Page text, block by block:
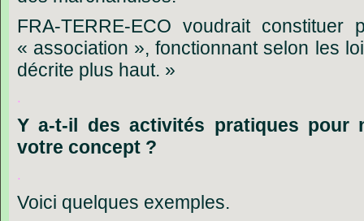
FRA-TERRE-ECO voudrait constituer
« association », fonctionnant selon les
décrite plus haut. »
.
Y a-t-il des activités pratiques pour
votre concept ?
.
Voici quelques exemples.